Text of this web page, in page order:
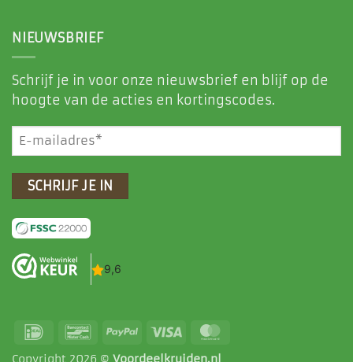
NIEUWSBRIEF
Schrijf je in voor onze nieuwsbrief en blijf op de
hoogte van de acties en kortingscodes.
E-
mailadres
(Vereist)
IDeal BancontactPayPal Visa
Copyright 2026 © Voordeelkruiden.nl